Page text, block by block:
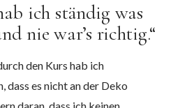
ich ständig was
nie war’s richtig.“
den Kurs hab ich
dass es nicht an der Deko